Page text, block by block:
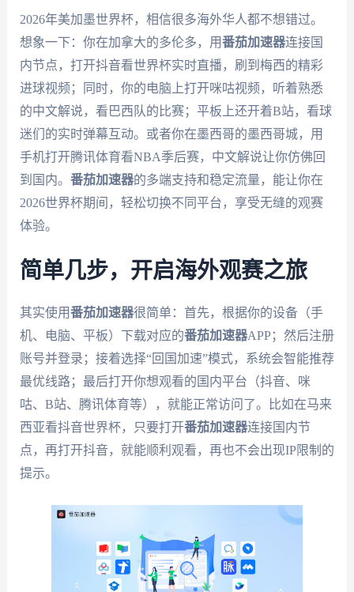
2026年美加墨世界杯，相信很多海外华人都不想错过。
想象一下：你在加拿大的多伦多，用番茄加速器连接国
内节点，打开抖音看世界杯实时直播，刷到梅西的精彩
进球视频；同时，你的电脑上打开咪咕视频，听着熟悉
的中文解说，看巴西队的比赛；平板上还开着B站，看球
迷们的实时弹幕互动。或者你在墨西哥的墨西哥城，用
手机打开腾讯体育看NBA季后赛，中文解说让你仿佛回
到国内。 番茄加速器的多端支持和稳定流量，能让你在
2026世界杯期间，轻松切换不同平台，享受无缝的观赛
体验。
简单几步，开启海外观赛之旅
其实使用番茄加速器很简单：首先，根据你的设备（手
机、电脑、平板）下载对应的番茄加速器APP；然后注册
账号并登录；接着选择“回国加速”模式，系统会智能推荐
最优线路；最后打开你想观看的国内平台（抖音、咪
咕、B站、腾讯体育等），就能正常访问了。比如在马来
西亚看抖音世界杯，只要打开番茄加速器连接国内节
点，再打开抖音，就能顺利观看，再也不会出现IP限制的
提示。